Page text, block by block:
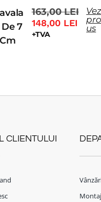
7
163,00LEI
148,00 LEI
+TVA
us
CLIENTULUI
Montaj